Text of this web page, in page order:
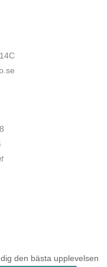
den bästa upplevelsen